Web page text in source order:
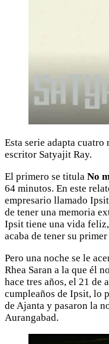
Esta serie adapta
escritor Satyajit Ray.
El primero se titula No
64 minutos. En este
empresario llamado
de tener una memoria
Ipsit tiene una vida
acaba de tener su
Pero una noche se le
Rhea Saran a la que él
hace tres años, el 21 de
cumpleaños de Ipsit, lo
de Ajanta y pasaron la
Aurangabad.